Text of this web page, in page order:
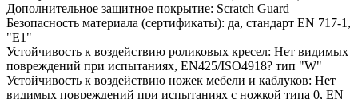
Дополнительное защитное покрытие: Scratch Guard
Безопасность материала (сертификаты): да, стандарт EN 717-1,
"E1"
Устойчивость к воздействию роликовых кресел: Нет видимых
повреждений при испытаниях, EN425/ISO4918? тип "W"
Устойчивость к воздействию ножек мебели и каблуков: Нет
видимых повреждений при испытаниях с ножкой типа 0, EN